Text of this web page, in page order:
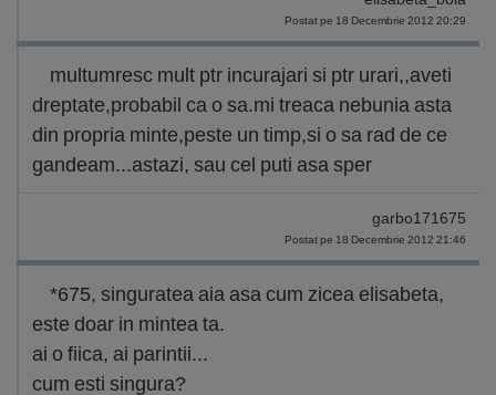
Postat pe 18 Decembrie 2012 20:29
multumresc mult ptr incurajari si ptr urari,,aveti
dreptate,probabil ca o sa.mi treaca nebunia asta
din propria minte,peste un timp,si o sa rad de ce
gandeam...astazi, sau cel puti asa sper
garbo171675
Postat pe 18 Decembrie 2012 21:46
*675, singuratea aia asa cum zicea elisabeta,
este doar in mintea ta.
ai o fiica, ai parintii...
cum esti singura?